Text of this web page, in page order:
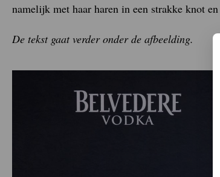
namelijk met haar haren in een strakke knot
De tekst gaat verder onder de afbeelding.